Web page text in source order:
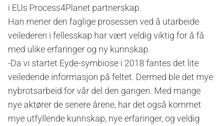
i EUs Process4Planet partnerskap.
Han mener den faglige prosessen ved å utarbeide
veilederen i fellesskap har vært veldig viktig for å få
med ulike erfaringer og ny kunnskap.
-Da vi startet Eyde-symbiose i 2018 fantes det lite
veiledende informasjon på feltet. Dermed ble det mye
nybrotsarbeid for vår del den gangen. Med mange
nye aktører de senere årene, har det også kommet
mye utfyllende kunnskap, nye erfaringer, og veldig